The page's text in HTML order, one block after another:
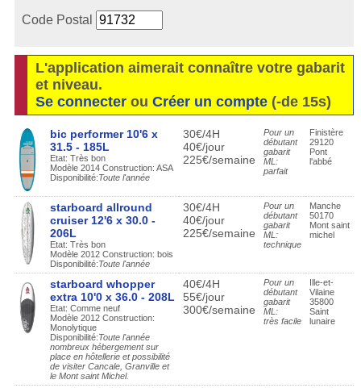
Code Postal
L'application aimerait connaître votre gabarit
et niveau.
Se connecterou Créer un compte(-de 15s)
bic performer 10'6 x
31.5 - 185L
Etat: Très bon
Modèle 2014 Construction: ASA
Disponibilité:Toute l'année
30€/4H
40€/jour
225€/semaine
Pour un
débutant
gabarit
ML:
parfait
Finistère
29120
Pont
l'abbé
starboard allround
cruiser 12'6 x 30.0 -
206L
Etat: Très bon
Modèle 2012 Construction: bois
Disponibilité:Toute l'année
30€/4H
40€/jour
225€/semaine
Pour un
débutant
gabarit
ML:
technique
Manche
50170
Mont saint
michel
starboard whopper
extra 10'0 x 36.0 - 208L
Etat: Comme neuf
Modèle 2012 Construction:
Monolytique
Disponibilité:Toute l'année
nombreux hébergement sur
place en hôtellerie et possibilité
de visiter Cancale, Granville et
le Mont saint Michel.
40€/4H
55€/jour
300€/semaine
Pour un
débutant
gabarit
ML:
très facile
Ille-et-
Vilaine
35800
Saint
lunaire